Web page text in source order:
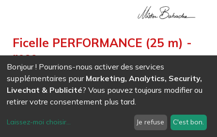
Ficelle PERFORMANCE (25 m) -
rose
Weight : 0,060kg| Size : 2 500,000cm
Ficelle très résistante pour une utilisation intensive, excellent
mariage entre l'accroche et la glisse
EAN7611847008055 0805)
Bonjour ! Pourrions-nous activer des services
supplémentaires pour Marketing, Analytics, Security,
Livechat & Publicité? Vous pouvez toujours modifier ou
retirer votre consentement plus tard.
Laissez-moi choisir... Je refuse C'est bon.